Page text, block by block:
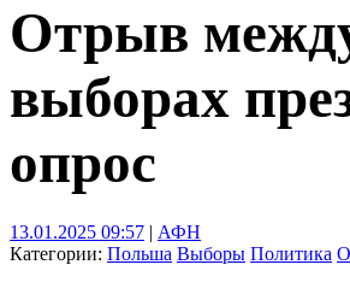
Отрыв
выборах
опрос
13.01.2025 09:57 | АФН
Категории: Польша Выборы Политика